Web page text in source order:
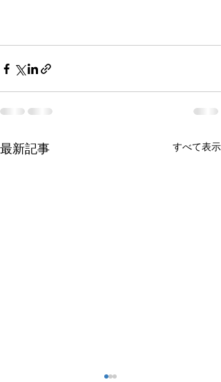
最新記事 すべて表示